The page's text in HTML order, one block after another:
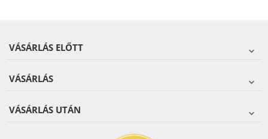
VÁSÁRLÁS ELŐTT
VÁSÁRLÁS
VÁSÁRLÁS UTÁN